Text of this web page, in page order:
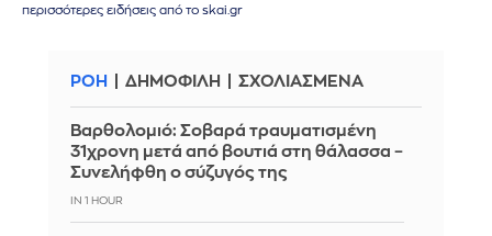
περισσότερες ειδήσεις από το skai.gr
ΡΟΗ ΔΗΜΟΦΙΛΗ ΣΧΟΛΙΑΣΜΕΝΑ
Βαρθολομιό: Σοβαρά τραυματισμένη
31χρονη μετά από βουτιά στη θάλασσα –
Συνελήφθη ο σύζυγός της
IN 1 HOUR